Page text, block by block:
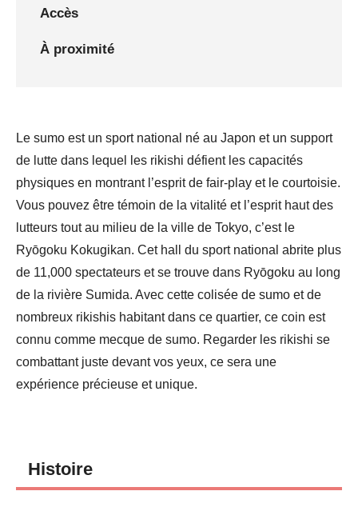
Accès
À proximité
Le sumo est un sport national né au Japon et un support
de lutte dans lequel les rikishi défient les capacités
physiques en montrant l’esprit de fair-play et le courtoisie.
Vous pouvez être témoin de la vitalité et l’esprit haut des
lutteurs tout au milieu de la ville de Tokyo, c’est le
Ryōgoku Kokugikan. Cet hall du sport national abrite plus
de 11,000 spectateurs et se trouve dans Ryōgoku au long
de la rivière Sumida. Avec cette colisée de sumo et de
nombreux rikishis habitant dans ce quartier, ce coin est
connu comme mecque de sumo. Regarder les rikishi se
combattant juste devant vos yeux, ce sera une
expérience précieuse et unique.
Histoire